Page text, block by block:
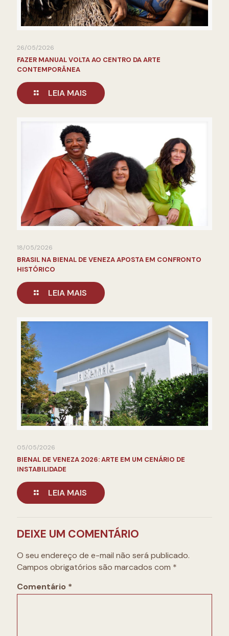
26/05/2026
FAZER MANUAL VOLTA AO CENTRO DA ARTE
CONTEMPORÂNEA
LEIA MAIS
18/05/2026
BRASIL NA BIENAL DE VENEZA APOSTA EM CONFRONTO
HISTÓRICO
LEIA MAIS
05/05/2026
BIENAL DE VENEZA 2026: ARTE EM UM CENÁRIO DE
INSTABILIDADE
LEIA MAIS
DEIXE UM COMENTÁRIO
O seu endereço de e-mail não será publicado.
Campos obrigatórios são marcados com *
Comentário *